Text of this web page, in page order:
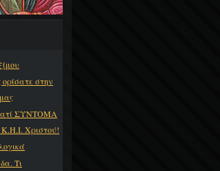
στην
ΣΥΝΤΟΜΑ
Χριστού!
Τι